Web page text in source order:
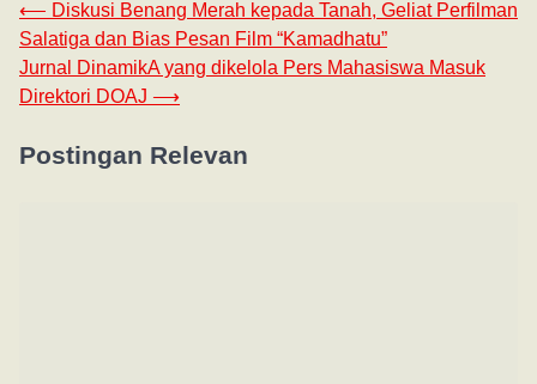
⟵ Diskusi Benang Merah kepada Tanah, Geliat Perfilman
Salatiga dan Bias Pesan Film “Kamadhatu”
Jurnal DinamikA yang dikelola Pers Mahasiswa Masuk
Direktori DOAJ ⟶
Postingan Relevan